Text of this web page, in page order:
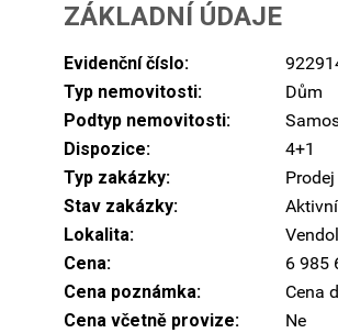
ZÁKLADNÍ ÚDAJE
Evidenční číslo:
Typ nemovitosti:
Dům
Podtyp nemovitosti:
Dispozice:
4+1
Typ zakázky:
Prodej
Stav zakázky:
Aktivní
Lokalita:
Cena:
6 985
Cena poznámka:
Cena
Cena včetně provize:
Ne